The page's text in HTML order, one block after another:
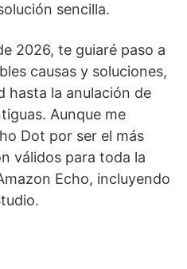
sencilla.
2026, te guiaré paso a
causas y soluciones,
hasta la anulación de
Aunque me
Dot por ser el más
válidos para toda la
Echo, incluyendo